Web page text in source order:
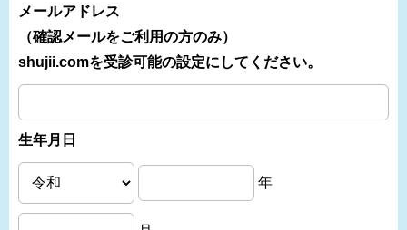
メールアドレス
（確認メールをご利用の方のみ）
shujii.comを受診可能の設定にしてください。
生年月日
年